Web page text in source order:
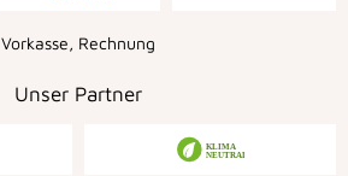
Vorkasse, Rechnung
Unser Partner